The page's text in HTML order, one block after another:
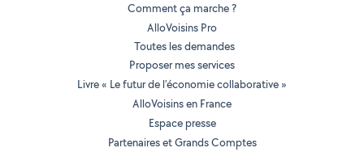
Comment ça marche ?
AlloVoisins Pro
Toutes les demandes
Proposer mes services
Livre « Le futur de l'économie collaborative »
AlloVoisins en France
Espace presse
Partenaires et Grands Comptes